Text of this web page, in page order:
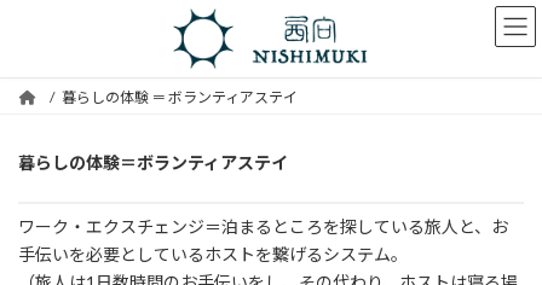
暮らしの体験 ＝ ボランティアステイ
暮らしの体験＝ボランティアステイ
ワーク・エクスチェンジ＝泊まるところを探している旅人と、お
手伝いを必要としているホストを繋げるシステム。